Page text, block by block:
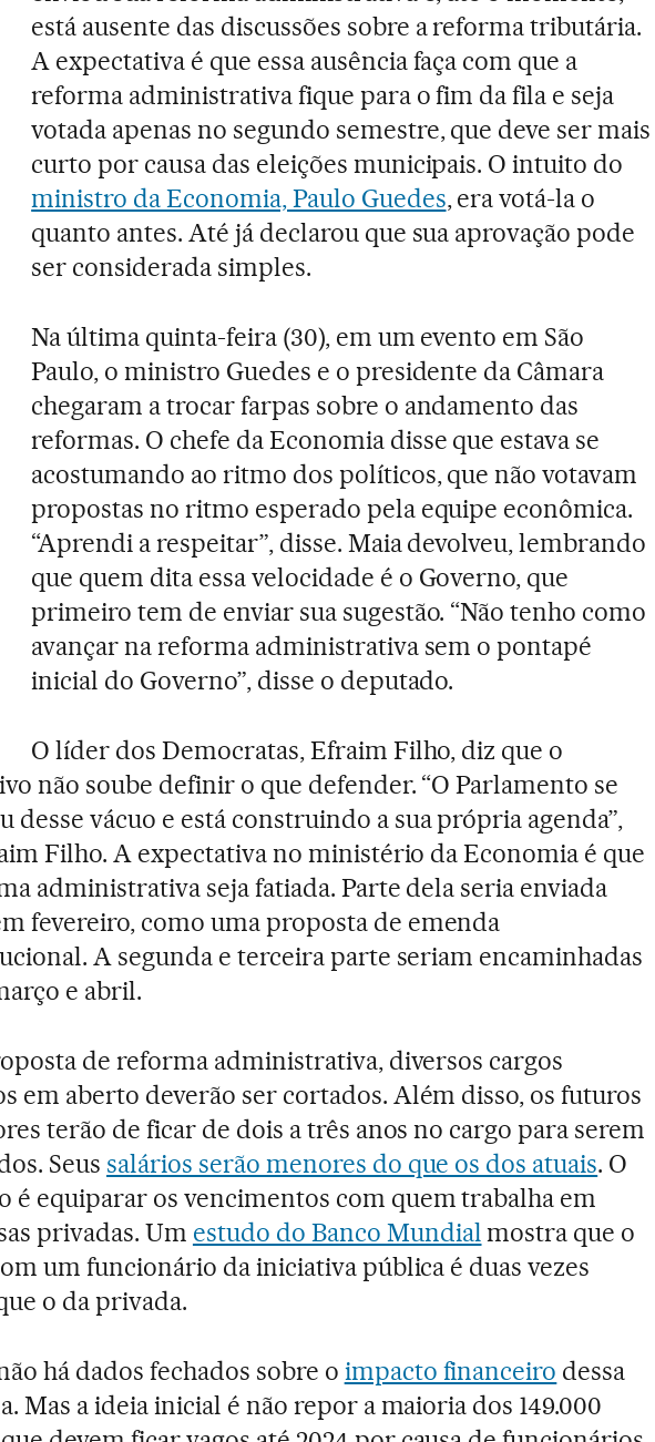
está ausente das discussões sobre a reforma tributária.
A expectativa é que essa ausência faça com que a
reforma administrativa fique para o fim da fila e seja
votada apenas no segundo semestre, que deve ser mais
curto por causa das eleições municipais. O intuito do
ministro da Economia, Paulo Guedes, era votá-la o
quanto antes. Até já declarou que sua aprovação pode
ser considerada simples.
Na última quinta-feira (30), em um evento em São
Paulo, o ministro Guedes e o presidente da Câmara
chegaram a trocar farpas sobre o andamento das
reformas. O chefe da Economia disse que estava se
acostumando ao ritmo dos políticos, que não votavam
propostas no ritmo esperado pela equipe econômica.
“Aprendi a respeitar”, disse. Maia devolveu, lembrando
que quem dita essa velocidade é o Governo, que
primeiro tem de enviar sua sugestão. “Não tenho como
avançar na reforma administrativa sem o pontapé
inicial do Governo”, disse o deputado.
O líder dos Democratas, Efraim Filho, diz que o
não soube definir o que defender. “O Parlamento se
desse vácuo e está construindo a sua própria agenda”,
Filho. A expectativa no ministério da Economia é que
administrativa seja fatiada. Parte dela seria enviada
fevereiro, como uma proposta de emenda
A segunda e terceira parte seriam encaminhadas
e abril.
de reforma administrativa, diversos cargos
em aberto deverão ser cortados. Além disso, os futuros
terão de ficar de dois a três anos no cargo para serem
Seussalários serão menores do que os dos atuais. O
é equiparar os vencimentos com quem trabalha em
privadas. Um estudo do Banco Mundialmostra que o
um funcionário da iniciativa pública é duas vezes
o da privada.
há dados fechados sobre o impacto financeiro dessa
Mas a ideia inicial é não repor a maioria dos 149.000